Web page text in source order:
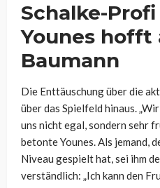
Schalke-
Younes hofft
Baumann
Die Enttäuschung über die
über das Spielfeld hinaus.
uns nicht egal, sondern sehr
betonte Younes. Als jemand,
Niveau gespielt hat, sei ihm
verständlich: „Ich kann den